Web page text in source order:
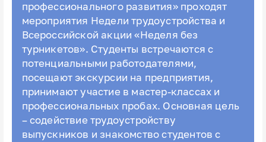
профессионального развития» проходят
мероприятия Недели трудоустройства и
Всероссийской акции «Неделя без
турникетов». Студенты встречаются с
потенциальными работодателями,
посещают экскурсии на предприятия,
принимают участие в мастер-классах и
профессиональных пробах. Основная цель
– содействие трудоустройству
выпускников и знакомство студентов с